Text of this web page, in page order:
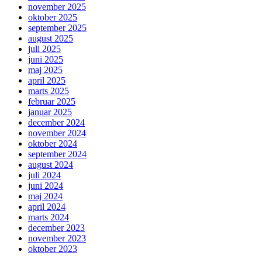
november 2025
oktober 2025
september 2025
august 2025
juli 2025
juni 2025
maj 2025
april 2025
marts 2025
februar 2025
januar 2025
december 2024
november 2024
oktober 2024
september 2024
august 2024
juli 2024
juni 2024
maj 2024
april 2024
marts 2024
december 2023
november 2023
oktober 2023